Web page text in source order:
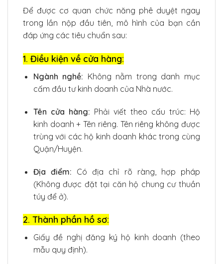
Để được cơ quan chức năng phê duyệt ngay
trong lần nộp đầu tiên, mô hình của bạn cần
đáp ứng các tiêu chuẩn sau:
1. Điều kiện về cửa hàng:
Ngành nghề: Không nằm trong danh mục
cấm đầu tư kinh doanh của Nhà nước.
Tên cửa hàng: Phải viết theo cấu trúc: Hộ
kinh doanh + Tên riêng. Tên riêng không được
trùng với các hộ kinh doanh khác trong cùng
Quận/Huyện.
Địa điểm: Có địa chỉ rõ ràng, hợp pháp
(Không được đặt tại căn hộ chung cư thuần
túy để ở).
2. Thành phần hồ sơ:
Giấy đề nghị đăng ký hộ kinh doanh (theo
mẫu quy định).